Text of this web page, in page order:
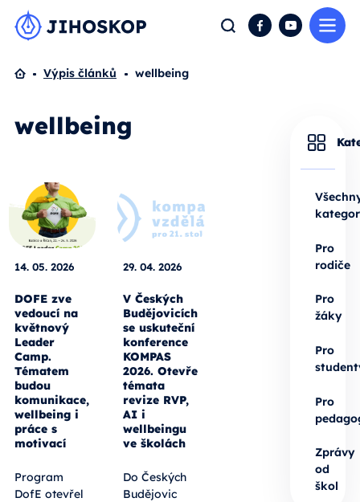
Hledat FacebookYouTube
Domů
Výpis článků wellbeing
wellbeing
14. 05. 2026
DOFE zve
vedoucí na
květnový
Leader
Camp.
Tématem
budou
komunikace,
wellbeing i
práce s
motivací
Program
DofE otevřel
29. 04. 2026
V Českých
Budějovicích
se uskuteční
konference
KOMPAS
2026. Otevře
témata
revize RVP,
AI i
wellbeingu
ve školách
Do Českých
Budějovic
Pro
rodiče
Pro
žáky
Pro
Pro
Zprávy
od
škol